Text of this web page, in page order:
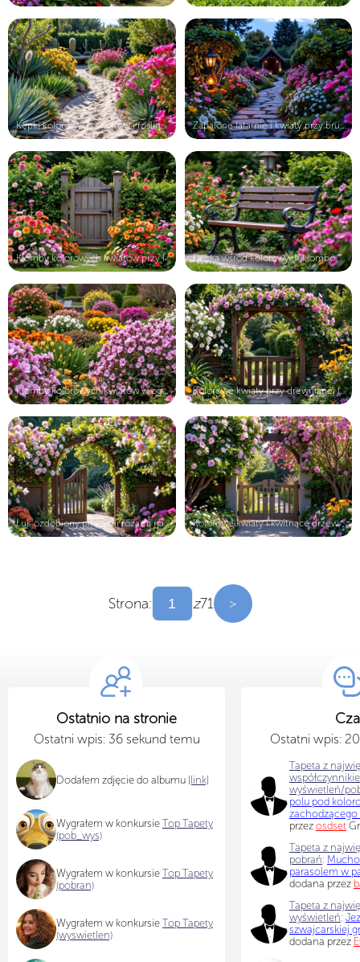
Kępki kolorowych kwiatów i rośliny ... Zapalone latarnie i kwiaty przy bru...
Klomby kolorowych kwiatów przy furt... Ławka wśród kolorowych klombów kwia...
Klomby kolorowych kwiatów w ogrodzie Kolorowe kwiaty przy drewnianej fur...
Łuk ozdobiony pnącymi różami nad ot... Kolorowe kwiaty i kwitnące drzewa p...
Strona: z71 >
Ostatnio na stronie
Ostatni wpis: 36 sekund temu
Dodałem zdjęcie do albumu [link]
Wygrałem w konkursie Top Tapety
(pob_wys)
Wygrałem w konkursie Top Tapety
(pobran)
Wygrałem w konkursie Top Tapety
(wyswietlen)
Ostatni wpis:
Tapeta z
wyświetleń/
polu pod
zachodzącego
przez osdset
Tapeta z
pobrań:
parasolem w
dodana przez
Tapeta z
wyświetleń:
szwajcarskiej
dodana przez